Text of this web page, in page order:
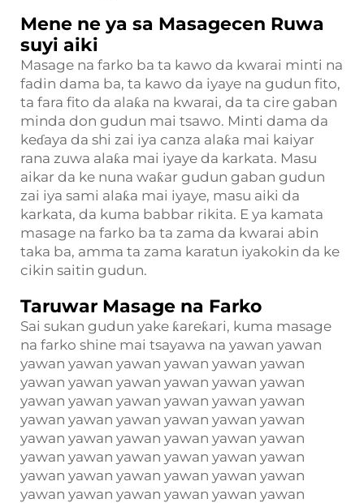
Mene ne ya sa Masagecen Ruwa
suyi aiki
Masage na farko ba ta kawo da kwarai minti na
fadin dama ba, ta kawo da iyaye na gudun fito,
ta fara fito da alaƙa na kwarai, da ta cire gaban
minda don gudun mai tsawo. Minti dama da
keɗaya da shi zai iya canza alaƙa mai kaiyar
rana zuwa alaƙa mai iyaye da karkata. Masu
aikar da ke nuna waƙar gudun gaban gudun
zai iya sami alaƙa mai iyaye, masu aiki da
karkata, da kuma babbar rikita. E ya kamata
masage na farko ba ta zama da kwarai abin
taka ba, amma ta zama karatun iyakokin da ke
cikin saitin gudun.
Taruwar Masage na Farko
Sai sukan gudun yake ƙareƙari, kuma masage
na farko shine mai tsayawa na yawan yawan
yawan yawan yawan yawan yawan yawan
yawan yawan yawan yawan yawan yawan
yawan yawan yawan yawan yawan yawan
yawan yawan yawan yawan yawan yawan
yawan yawan yawan yawan yawan yawan
yawan yawan yawan yawan yawan yawan
yawan yawan yawan yawan yawan yawan
yawan yawan yawan yawan yawan yawan